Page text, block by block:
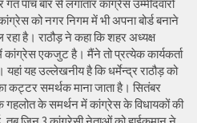
गत पांच बार से लगातार कांग्रेस उम्मीदवारों
को नगर निगम में भी अपना बोर्ड बनाने
है। राठौड़ ने कहा कि शहर अध्यक्ष
एकजुट है। मैंने तो प्रत्येक कार्यकर्ता
यहां यह उल्लेखनीय है कि धर्मेन्द्र राठौड़ को
कट्टर समर्थक माना जाता है। सितंबर
के समर्थन में कांग्रेस के विधायकों की